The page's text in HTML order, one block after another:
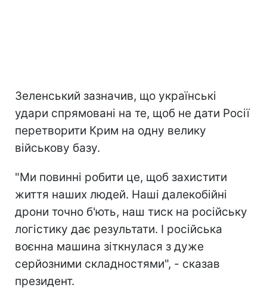
Зеленський зазначив, що українські
удари спрямовані на те, щоб не дати Росії
перетворити Крим на одну велику
військову базу.
"Ми повинні робити це, щоб захистити
життя наших людей. Наші далекобійні
дрони точно б'ють, наш тиск на російську
логістику дає результати. І російська
воєнна машина зіткнулася з дуже
серйозними складностями", - сказав
президент.